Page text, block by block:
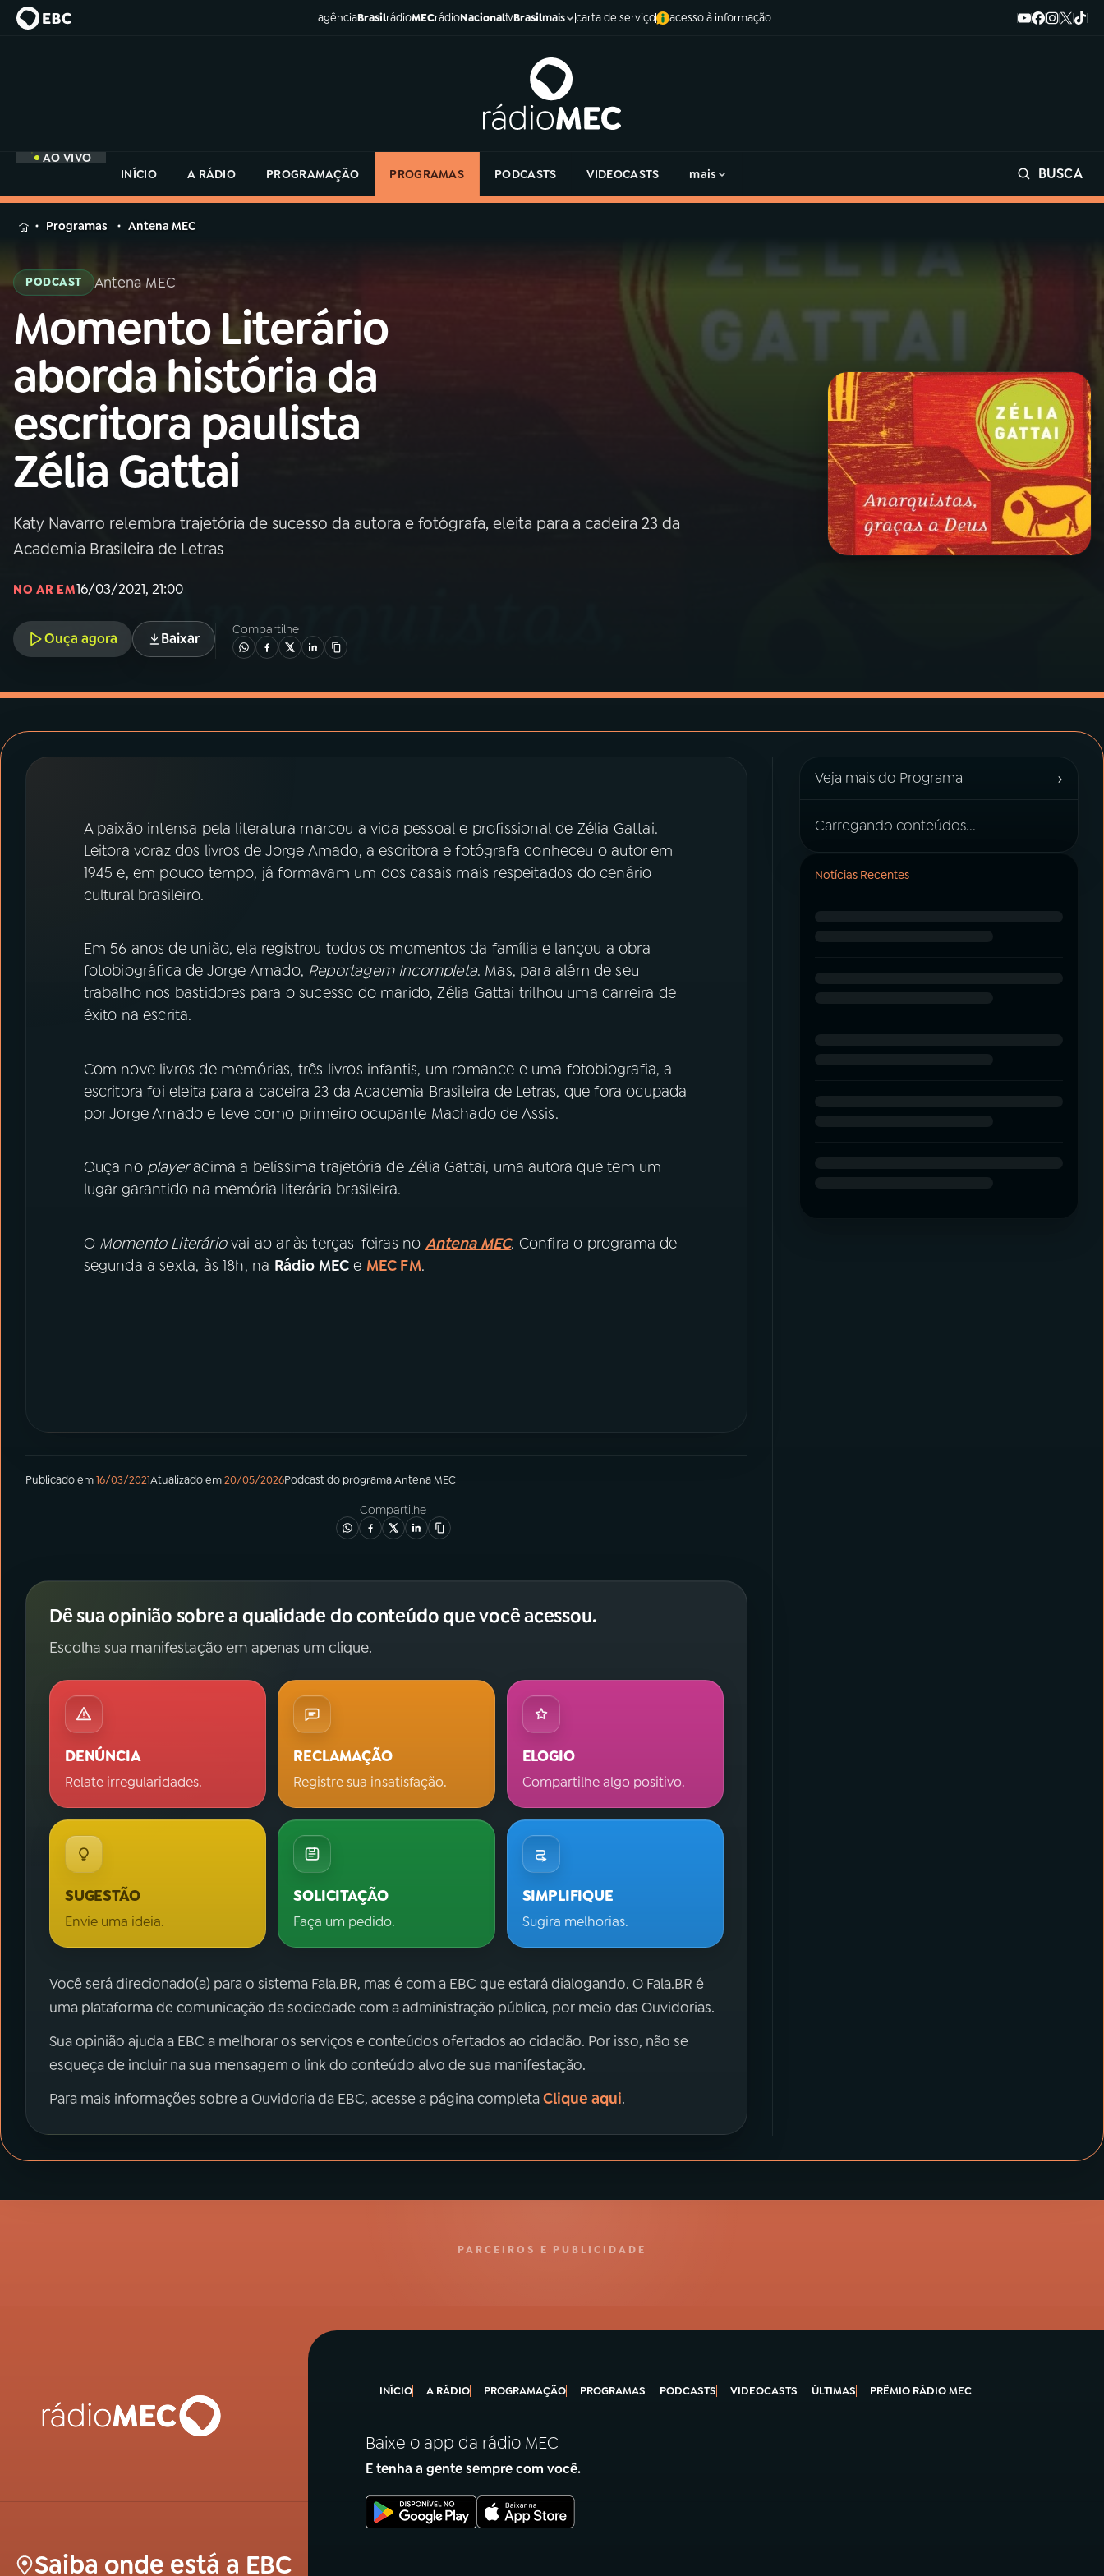
agênciaBrasilrádioMECrádioNacionaltvBrasilmais carta de serviço acesso à informação
AO VIVO
INÍCIO
A RÁDIO PROGRAMAÇÃO PROGRAMAS PODCASTS VIDEOCASTS mais BUSCA
MENU
Buscar
na
Rádio
MEC
AO VIVO
01INÍCIO
02 A RÁDIO
03PROGRAMAÇÃO
ACOMPANHE A RÁDIO MEC
na
Rádio
Programas Antena MEC
PODCAST Antena MEC
Momento Literário
aborda história da
escritora paulista
Zélia Gattai
Katy Navarro relembra trajetória de sucesso da autora e fotógrafa, eleita para a cadeira 23 da
Academia Brasileira de Letras
NO AR EM16/03/2021, 21:00
Ouça agora Baixar
Compartilhe
A paixão intensa pela literatura marcou a vida pessoal e profissional de Zélia Gattai.
Leitora voraz dos livros de Jorge Amado, a escritora e fotógrafa conheceu o autor em
1945 e, em pouco tempo, já formavam um dos casais mais respeitados do cenário
cultural brasileiro.
Em 56 anos de união, ela registrou todos os momentos da família e lançou a obra
fotobiográfica de Jorge Amado, Reportagem Incompleta. Mas, para além de seu
trabalho nos bastidores para o sucesso do marido, Zélia Gattai trilhou uma carreira de
êxito na escrita.
Com nove livros de memórias, três livros infantis, um romance e uma fotobiografia, a
escritora foi eleita para a cadeira 23 da Academia Brasileira de Letras, que fora ocupada
por Jorge Amado e teve como primeiro ocupante Machado de Assis.
Ouça no playeracima a belíssima trajetória de Zélia Gattai, uma autora que tem um
lugar garantido na memória literária brasileira.
O Momento Literáriovai ao ar às terças-feiras no Antena MEC. Confira o programa de
segunda a sexta, às 18h, na Rádio MEC e MEC FM.
Publicado em16/03/2021Atualizado em20/05/2026Podcastdo programaAntena MEC
Compartilhe
Dê sua opinião sobre a qualidade do conteúdo que você acessou.
Escolha sua manifestação em apenas um clique.
DENÚNCIA
Relate irregularidades.
RECLAMAÇÃO
Registre sua insatisfação.
ELOGIO
Compartilhe algo positivo.
SUGESTÃO
Envie uma ideia.
SOLICITAÇÃO
Faça um pedido.
SIMPLIFIQUE
Sugira melhorias.
Você será direcionado(a) para o sistema Fala.BR, mas é com a EBC que estará dialogando. O Fala.BR é
uma plataforma de comunicação da sociedade com a administração pública, por meio das Ouvidorias.
Sua opinião ajuda a EBC a melhorar os serviços e conteúdos ofertados ao cidadão. Por isso, não se
esqueça de incluir na sua mensagem o link do conteúdo alvo de sua manifestação.
Para mais informações sobre a Ouvidoria da EBC, acesse a página completaClique aqui.
Veja mais do Programa ›
Carregando conteúdos...
Notícias Recentes
PARCEIROS E PUBLICIDADE
Saiba onde está a EBC
INÍCIO A RÁDIO PROGRAMAÇÃO PROGRAMAS PODCASTS VIDEOCASTS ÚLTIMAS PRÊMIO RÁDIO MEC
Baixe o app da rádio MEC
E tenha a gente sempre com você.